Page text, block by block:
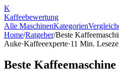
K
Kaffeebewertung
Alle MaschinenKategorien
Home/Ratgeber/Beste
Auke·Kaffeeexperte·11 Min.
Beste